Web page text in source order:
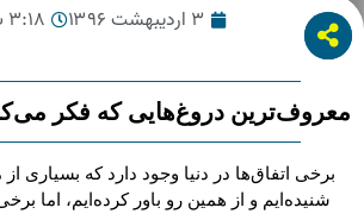
۳ اردیبهشت ۱۳۹۶ ۳:۱۸ ب.ظ
معروف‌ترین دروغ‌هایی که فکر
برخی اتفاق‌ها در دنیا وجود دارد که بسیاری
شنیده‌ایم و از همین رو باور کرده‌ایم، اما